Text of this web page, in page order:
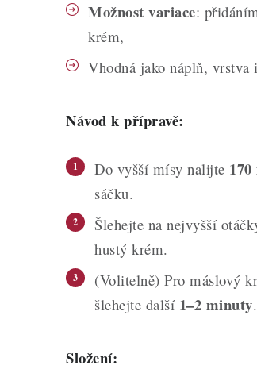
Možnost variace:
krém,
Vhodná jako náplň, vrstva
Návod k přípravě:
Do vyšší mísy nalijte
sáčku.
Šlehejte na nejvyšší
hustý krém.
(Volitelně) Pro máslový
šlehejte další 1–2 minuty.
Složení: